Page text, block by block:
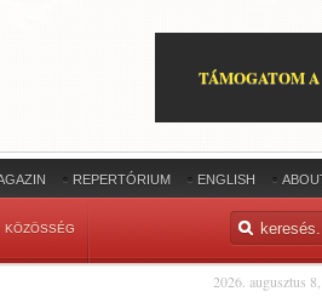
TÁMOGATOM
REPERTÓRIUM ENGLISH
KÖZÖSSÉG
2026. augusztus